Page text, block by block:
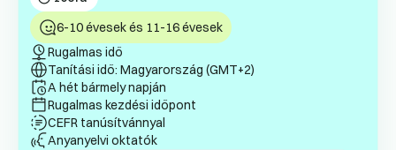
6-10 évesek és 11-16 évesek
Rugalmas idő
Tanítási idő: Magyarország (GMT+2)
A hét bármely napján
Rugalmas kezdési időpont
CEFR tanúsítvánnyal
Anyanyelvi oktatók